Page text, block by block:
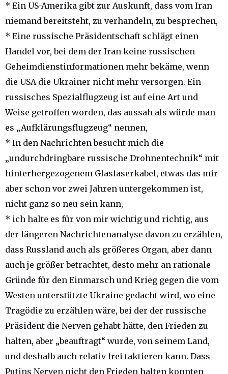
* Ein US-Amerika gibt zur Auskunft, dass vom Iran
niemand bereitsteht, zu verhandeln, zu besprechen,
* Eine russische Präsidentschaft schlägt einen
Handel vor, bei dem der Iran keine russischen
Geheimdienstinformationen mehr bekäme, wenn
die USA die Ukrainer nicht mehr versorgen. Ein
russisches Spezialflugzeug ist auf eine Art und
Weise getroffen worden, das aussah als würde man
es „Aufklärungsflugzeug“ nennen,
* In den Nachrichten besucht mich die
„undurchdringbare russische Drohnentechnik“ mit
hinterhergezogenem Glasfaserkabel, etwas das mir
aber schon vor zwei Jahren untergekommen ist,
nicht ganz so neu sein kann,
* ich halte es für von mir wichtig und richtig, aus
der längeren Nachrichtenanalyse davon zu erzählen,
dass Russland auch als größeres Organ, aber dann
auch je größer betrachtet, desto mehr an rationale
Gründe für den Einmarsch und Krieg gegen die vom
Westen unterstützte Ukraine gedacht wird, wo eine
Tragödie zu erzählen wäre, bei der der russische
Präsident die Nerven gehabt hätte, den Frieden zu
halten, aber „beauftragt“ wurde, von seinem Land,
und deshalb auch relativ frei taktieren kann. Dass
Putins Nerven nicht den Frieden halten konnten